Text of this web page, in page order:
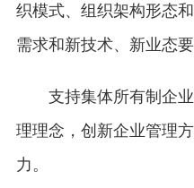
织模式、组织架构形态
需求和新技术、新业态
支持集体所有制企业
理理念，创新企业管理
力。